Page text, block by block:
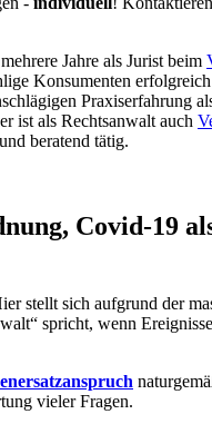
Jahre als Jurist beim
Konsumenten
Praxiserfahrung
ist als Rechtsanwalt auch
beratend tätig.
Covid-19
stellt sich aufgrund der
spricht, wenn Ereignisse
vieler Fragen.